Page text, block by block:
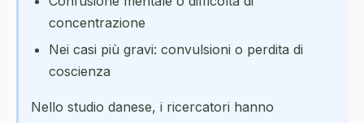
concentrazione
Nei casi più gravi: convulsioni o perdita di
coscienza
Nello studio danese, i ricercatori hanno